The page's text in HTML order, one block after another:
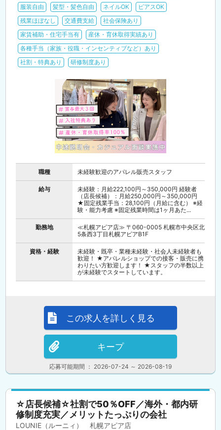
服装自由
髪型・髪色自由 ネイルOK
ピアスOK
残業ほぼなし
交通費支給
社会保険あり
家賃補助・住宅手当有
産休・育休取得実績あり
各種手当（家族・役職・インセンティブなど）あり
社割・特典あり
研修制度あり
職種 未経験歓迎のアパレル販売スタッフ
給与
未経験：月給222,100円～350,000円 経験者
（店長候補）：月給250,000円～350,000円
★固定残業手当：28,100円（月給に含む） ※経
験・能力考慮 ※固定残業時間は1ヶ月あた...
勤務地
≪札幌アピア店≫ 〒060-0005 札幌市中央区北
5条西3丁目札幌アピアB1F
資格・経験
未経験・既卒・業種未経験・社会人未経験者も
歓迎！ ★アパレルショップでの接客・販売に携
わりたい方歓迎します！ ★スタッフの半数以上
が未経験でスタートしています。
応募可能期間 ： 2026-07-24 ～ 2026-08-19
この求人を詳しく見る
キープ
☆店長候補☆社割で50％OFF／海外・都内研
修制度充実／メリットたっぷりの会社
LOUNIE（ルーニィ） 札幌アピア店